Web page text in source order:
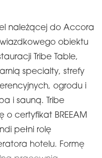
należącej do Accora
obiektu
Tribe Table,
specialty, strefy
ogrodu i
i sauną. Tribe
o certyfikat BREEAM
pełni rolę
hotelu. Formę